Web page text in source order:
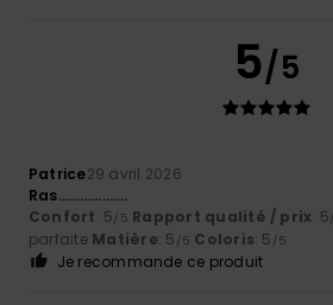
5/5
Patrice29 avril 2026
Ras……………….
Confort: 5/5 Rapport qualité / prix: 5
parfaite Matière: 5 /5 Coloris: 5 /5
Je recommande ce produit